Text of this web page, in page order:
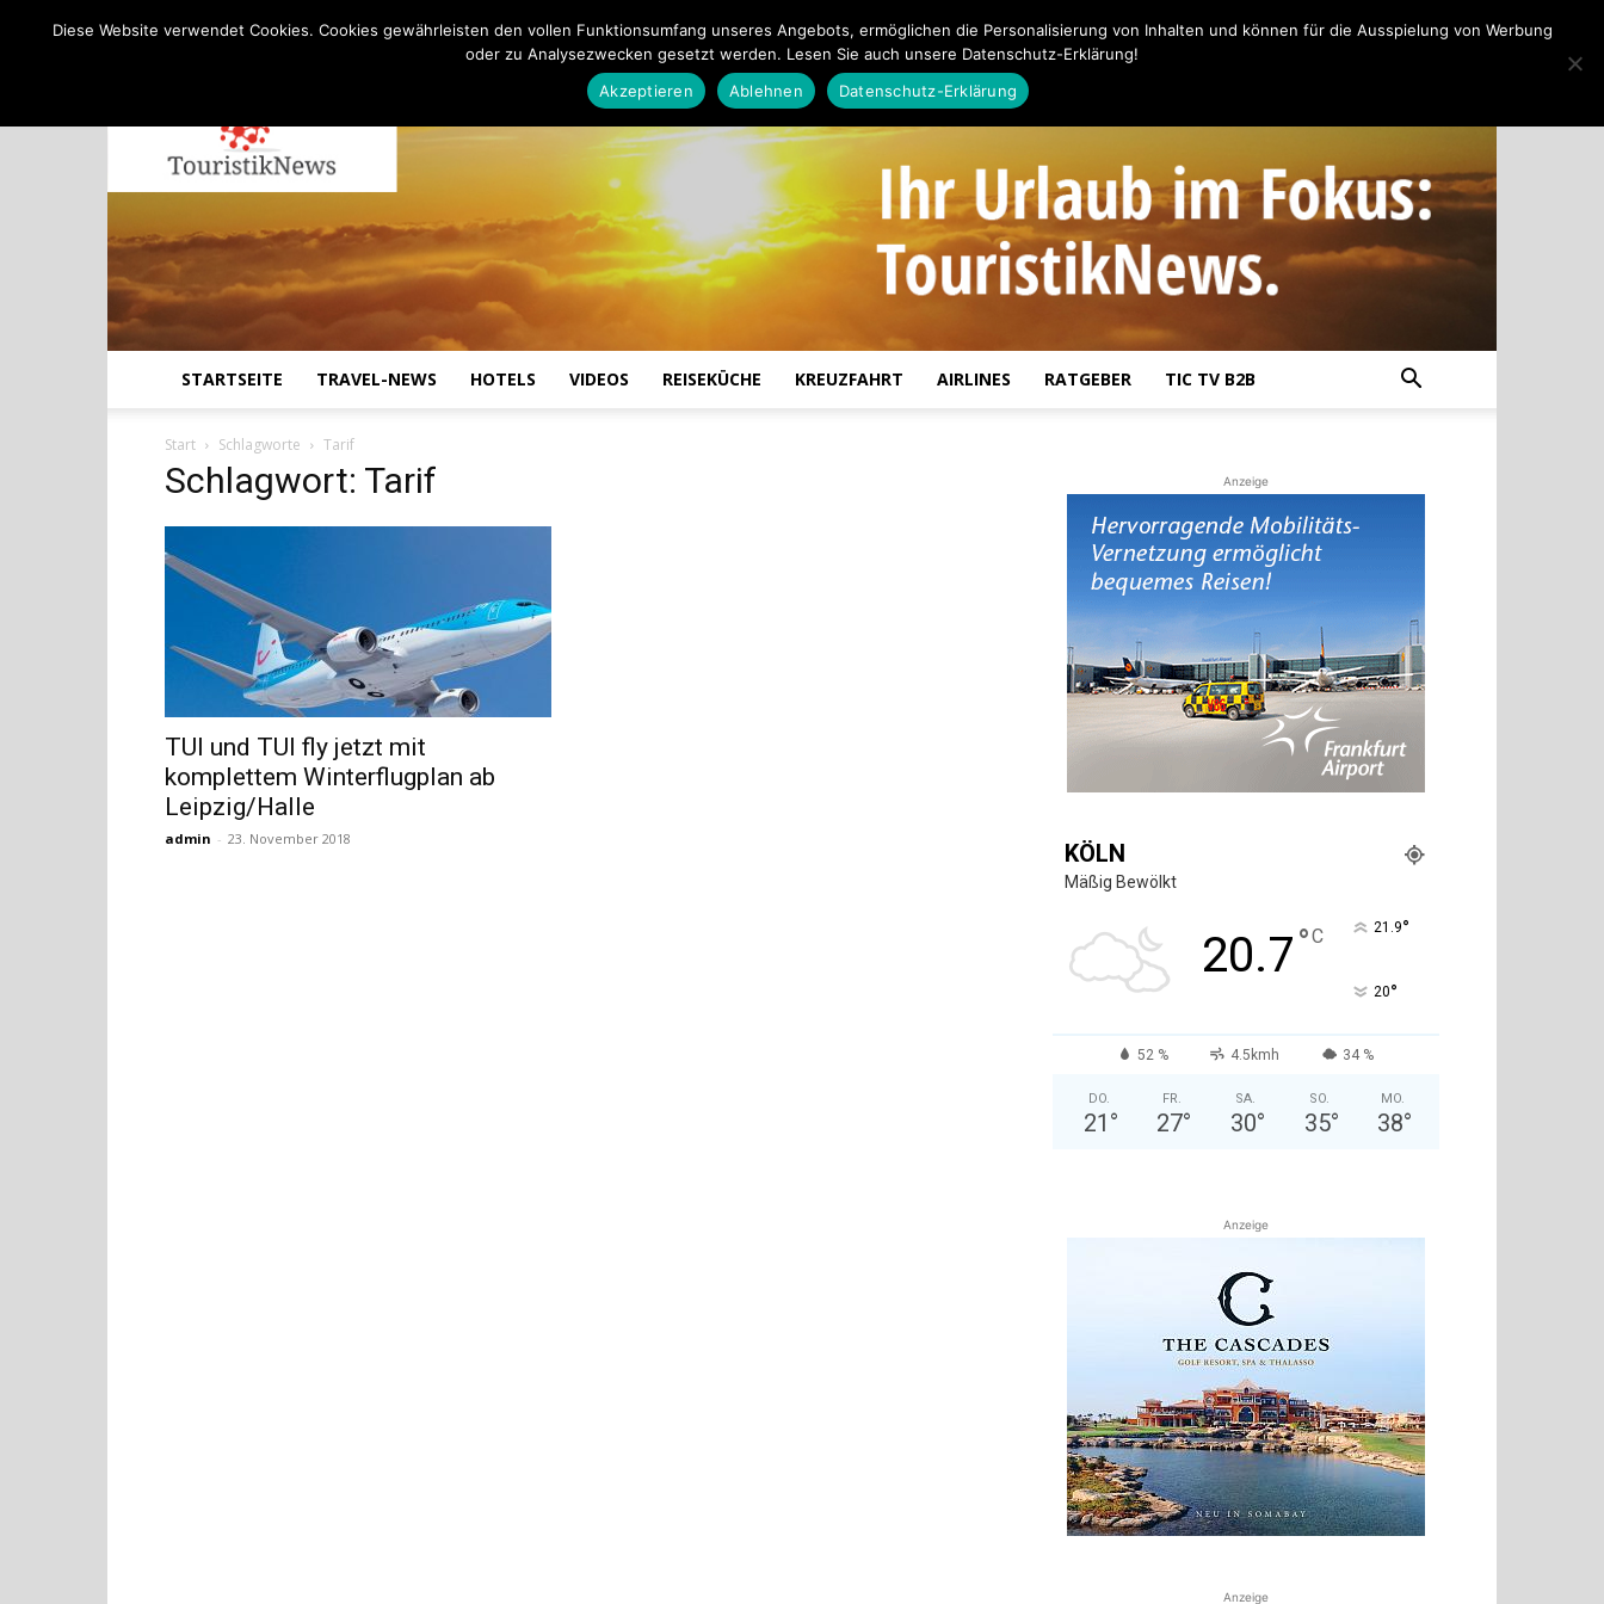
STARTSEITE TRAVEL-NEWS HOTELS VIDEOS REISEKÜCHE KREUZFAHRT AIRLINES RATGEBER TIC TV B2B
Start Schlagworte Tarif
Schlagwort: Tarif
TUI und TUI fly jetzt mit
komplettem Winterflugplan ab
Leipzig/Halle
admin - 23. November 2018
Anzeige
KÖLN
Mäßig Bewölkt
20.7°C 21.9°
20°
52 % 4.5kmh 34 %
DO.
21 °
FR.
27°
SA.
30°
SO.
35°
MO.
38°
Anzeige
Anzeige
Diese Website verwendet Cookies. Cookies gewährleisten den vollen Funktionsumfang unseres Angebots, ermöglichen die Personalisierung von Inhalten und können für die Ausspielung von Werbung
oder zu Analysezwecken gesetzt werden. Lesen Sie auch unsere Datenschutz-Erklärung!
Akzeptieren
Ablehnen Datenschutz-Erklärung